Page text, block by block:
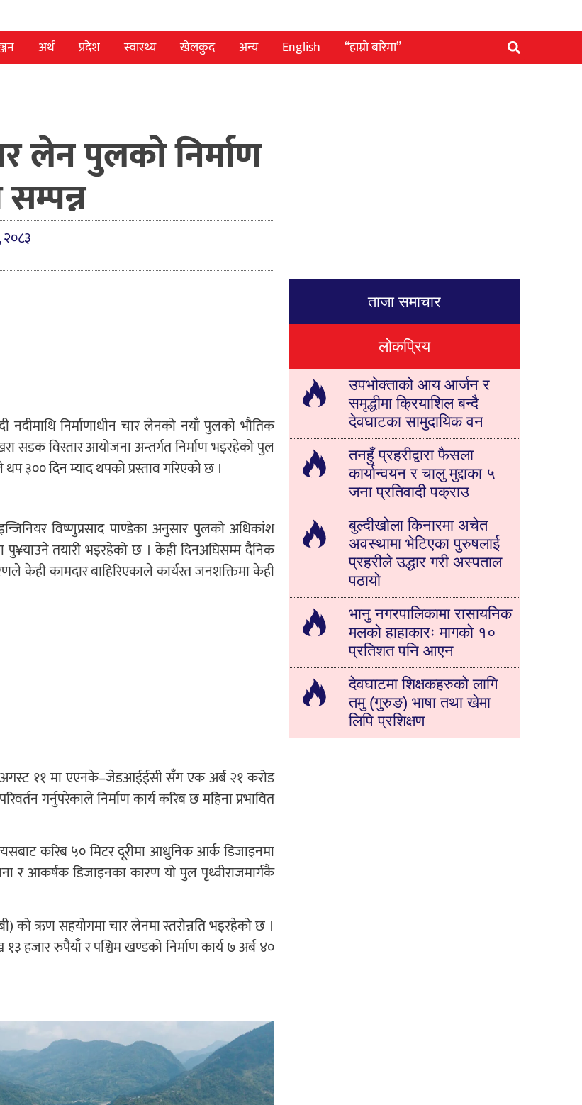
अर्थ प्रदेश स्वास्थ्य खेलकुद अन्य English “हाम्रो बारेमा”
लेन पुलको निर्माण
२०८३
नदीमाथि निर्माणाधीन चार लेनको नयाँ पुलको भौतिक
सडक विस्तार आयोजना अन्तर्गत निर्माण भइरहेको पुल
३०० दिन म्याद थपको प्रस्ताव गरिएको छ ।
विष्णुप्रसाद पाण्डेका अनुसार पुलको अधिकांश
तयारी भइरहेको छ । केही दिनअघिसम्म दैनिक
केही कामदार बाहिरिएकाले कार्यरत जनशक्तिमा केही
११ मा एएनके–जेडआईईसी सँग एक अर्ब २१ करोड
गर्नुपरेकाले निर्माण कार्य करिब छ महिना प्रभावित
करिब ५० मिटर दूरीमा आधुनिक आर्क डिजाइनमा
र आकर्षक डिजाइनका कारण यो पुल पृथ्वीराजमार्गकै
को ऋण सहयोगमा चार लेनमा स्तरोन्नति भइरहेको छ ।
हजार रुपैयाँ र पश्चिम खण्डको निर्माण कार्य ७ अर्ब ४०
ताजा समाचार
लोकप्रिय
उपभोक्ताको आय आर्जन र
समृद्धीमा क्रियाशिल बन्दै
देवघाटका सामुदायिक वन
तनहुँ प्रहरीद्वारा फैसला
कार्यान्वयन र चालु मुद्दाका ५
जना प्रतिवादी पक्राउ
बुल्दीखोला किनारमा अचेत
अवस्थामा भेटिएका पुरुषलाई
प्रहरीले उद्धार गरी अस्पताल
पठायो
भानु नगरपालिकामा रासायनिक
मलको हाहाकारः मागको १०
प्रतिशत पनि आएन
देवघाटमा शिक्षकहरुको लागि
तमु (गुरुङ) भाषा तथा खेमा
लिपि प्रशिक्षण